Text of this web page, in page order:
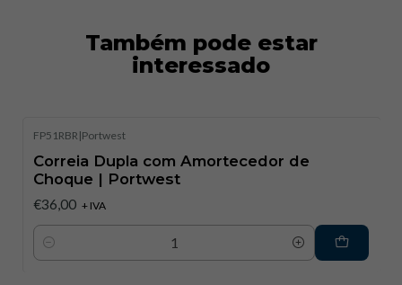
Também pode estar
interessado
FP51RBR |Portwest
Correia Dupla com Amortecedor de
Choque | Portwest
€36,00 + IVA
Quantidade